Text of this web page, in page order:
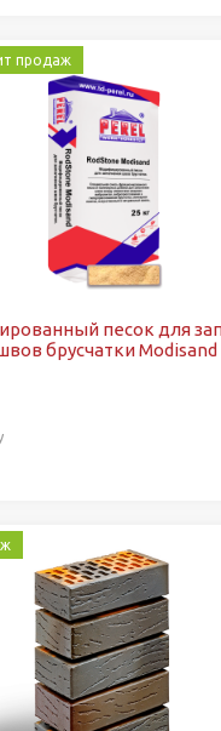
продаж
песок для
брусчатки Modisand